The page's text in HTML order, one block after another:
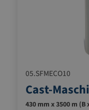
05.SFMECO10
Cast-
430 mm x 3500 m (B